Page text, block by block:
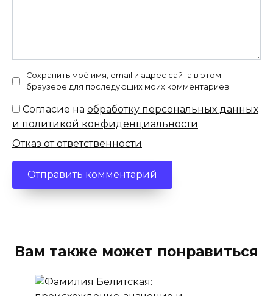
Сохранить моё имя, email и адрес сайта в этом
браузере для последующих моих комментариев.
Согласие на обработку персональных данных
и политикой конфиденциальности
Отказ от ответственности
Вам также может понравиться